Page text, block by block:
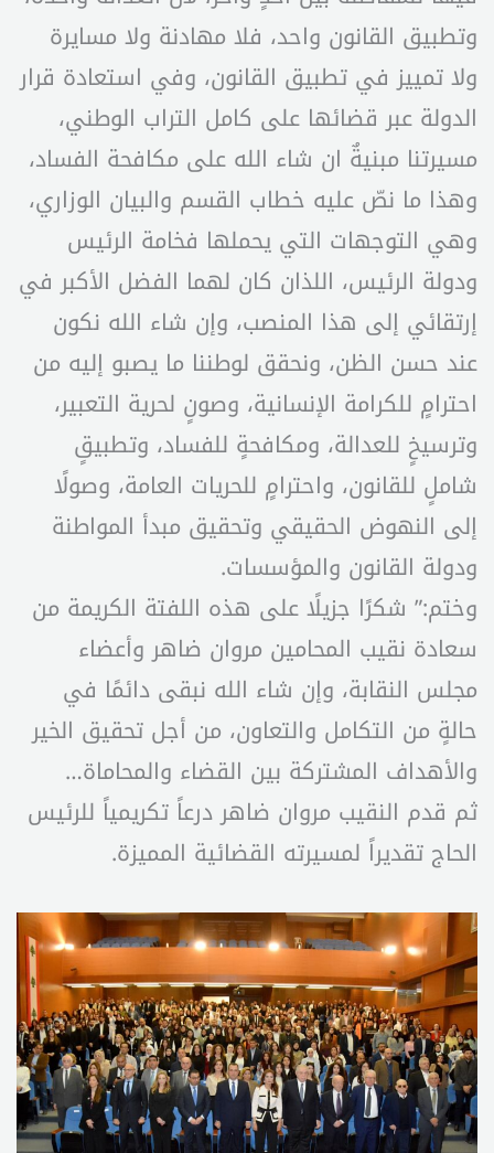
وتطبيق القانون واحد، فلا مهادنة ولا مسايرة
ولا تمييز في تطبيق القانون، وفي استعادة قرار
الدولة عبر قضائها على كامل التراب الوطني،
مسيرتنا مبنيةٌ ان شاء الله على مكافحة الفساد،
وهذا ما نصّ عليه خطاب القسم والبيان الوزاري،
وهي التوجهات التي يحملها فخامة الرئيس
ودولة الرئيس، اللذان كان لهما الفضل الأكبر في
إرتقائي إلى هذا المنصب، وإن شاء الله نكون
عند حسن الظن، ونحقق لوطننا ما يصبو إليه من
احترامٍ للكرامة الإنسانية، وصونٍ لحرية التعبير،
وترسيخٍ للعدالة، ومكافحةٍ للفساد، وتطبيقٍ
شاملٍ للقانون، واحترامٍ للحريات العامة، وصولًا
إلى النهوض الحقيقي وتحقيق مبدأ المواطنة
ودولة القانون والمؤسسات.
وختم:” شكرًا جزيلًا على هذه اللفتة الكريمة من
سعادة نقيب المحامين مروان ضاهر وأعضاء
مجلس النقابة، وإن شاء الله نبقى دائمًا في
حالةٍ من التكامل والتعاون، من أجل تحقيق الخير
والأهداف المشتركة بين القضاء والمحاماة…
ثم قدم النقيب مروان ضاهر درعاً تكريمياً للرئيس
الحاج تقديراً لمسيرته القضائية المميزة.